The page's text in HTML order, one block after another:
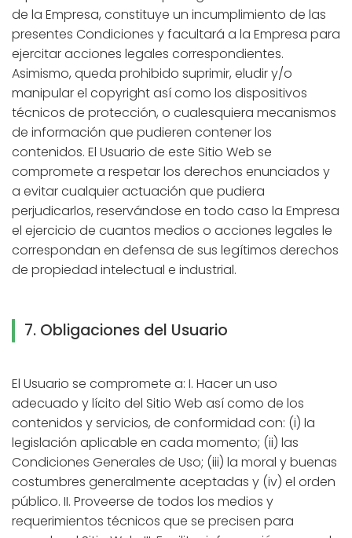
de la Empresa, constituye un incumplimiento de las
presentes Condiciones y facultará a la Empresa para
ejercitar acciones legales correspondientes.
Asimismo, queda prohibido suprimir, eludir y/o
manipular el copyright así como los dispositivos
técnicos de protección, o cualesquiera mecanismos
de información que pudieren contener los
contenidos. El Usuario de este Sitio Web se
compromete a respetar los derechos enunciados y
a evitar cualquier actuación que pudiera
perjudicarlos, reservándose en todo caso la Empresa
el ejercicio de cuantos medios o acciones legales le
correspondan en defensa de sus legítimos derechos
de propiedad intelectual e industrial.
7. Obligaciones del Usuario
El Usuario se compromete a: I. Hacer un uso
adecuado y lícito del Sitio Web así como de los
contenidos y servicios, de conformidad con: (i) la
legislación aplicable en cada momento; (ii) las
Condiciones Generales de Uso; (iii) la moral y buenas
costumbres generalmente aceptadas y (iv) el orden
público. II. Proveerse de todos los medios y
requerimientos técnicos que se precisen para